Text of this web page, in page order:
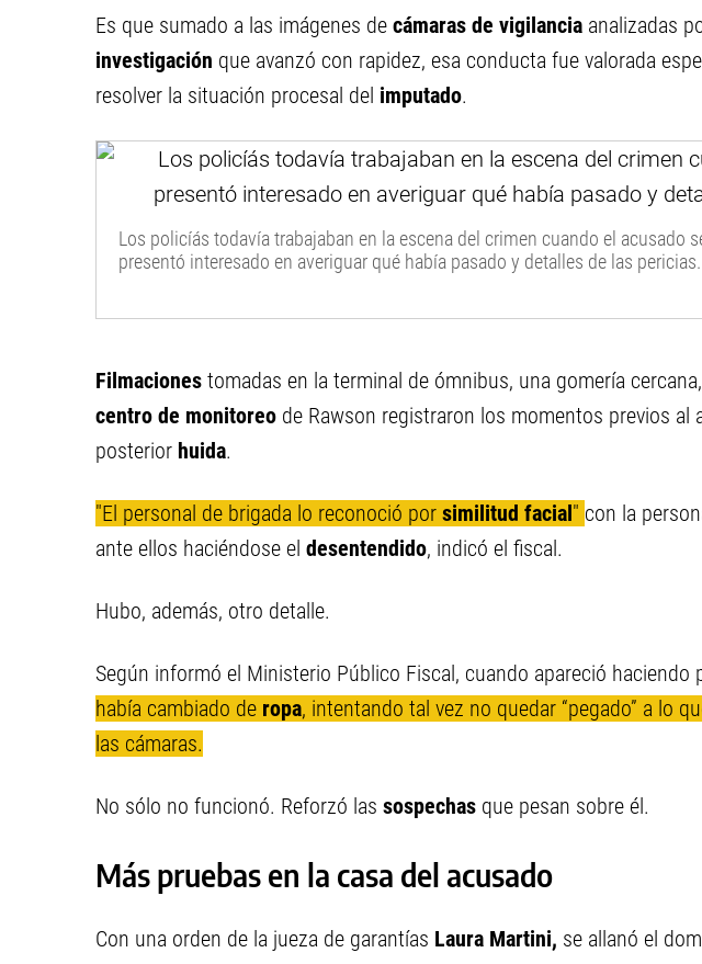
Es que sumado a las imágenes de cámaras de vigilancia analizadas
investigación que avanzó con rapidez, esa conducta fue valorada
resolver la situación procesal del imputado.
Los policíás todavía trabajaban en la escena del crimen cuando el acusado
presentó interesado en averiguar qué había pasado y detalles de las pericias.
Filmaciones tomadas en la terminal de ómnibus, una gomería
centro de monitoreo de Rawson registraron los momentos previos al
posterior huida.
"El personal de brigada lo reconoció por similitud facial" con la
ante ellos haciéndose el desentendido, indicó el fiscal.
Hubo, además, otro detalle.
Según informó el Ministerio Público Fiscal, cuando apareció haciendo
había cambiado de ropa, intentando tal vez no quedar “pegado” a lo
las cámaras.
No sólo no funcionó. Reforzó las sospechas que pesan sobre él.
Más pruebas en la casa del acusado
Con una orden de la jueza de garantías Laura Martini, se allanó el